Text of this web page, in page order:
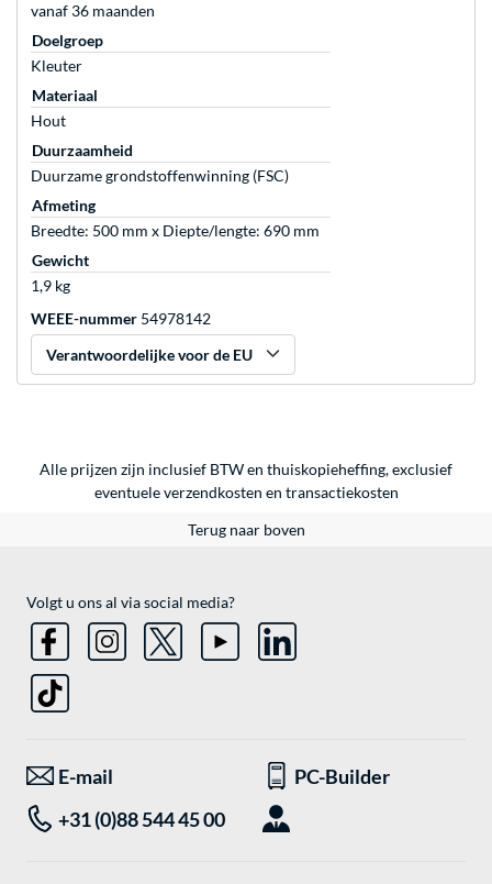
vanaf 36 maanden
Doelgroep
Kleuter
Materiaal
Hout
Duurzaamheid
Duurzame grondstoffenwinning (FSC)
Afmeting
Breedte: 500 mm x Diepte/lengte: 690 mm
Gewicht
1,9 kg
WEEE-nummer 54978142
Verantwoordelijke voor de EU
Alle prijzen zijn inclusief BTW en thuiskopieheffing, exclusief
eventueleverzendkosten en transactiekosten
Terug naar boven
Volgt u ons al via social media?
E-mail
PC-Builder
+31 (0)88 544 45 00